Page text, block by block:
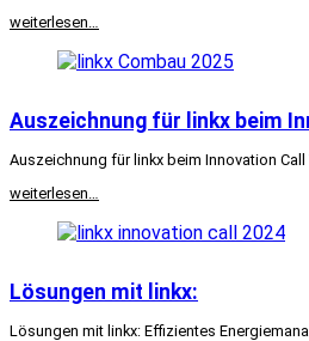
weiterlesen…
Auszeichnung für linkx beim
Auszeichnung für linkx beim Innovation
weiterlesen…
Lösungen mit linkx:
Lösungen mit linkx: Effizientes